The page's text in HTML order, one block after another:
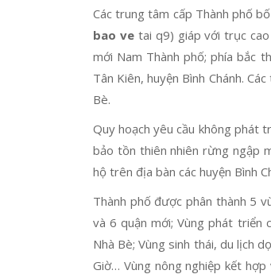
Các trung tâm cấp Thành phố
bao vetai q9) giáp với trục cao
mới Nam Thành phố; phía bắc
Tân Kiên, huyện Bình Chánh.
Bè.
Quy hoạch yêu cầu không phát
bảo tồn thiên nhiên rừng ngập
hộ trên địa bàn các huyện Bình
Thành phố được phân thành 5
và 6 quận mới; Vùng phát triển
Nhà Bè; Vùng sinh thái, du lịch
Giờ… Vùng nông nghiệp kết hợp